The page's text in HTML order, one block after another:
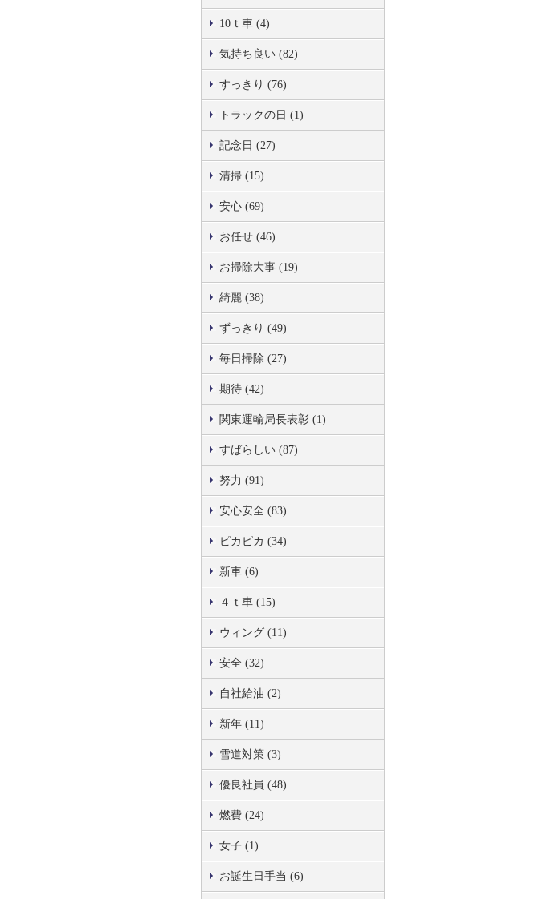
10ｔ車 (4)
気持ち良い (82)
すっきり (76)
トラックの日 (1)
記念日 (27)
清掃 (15)
安心 (69)
お任せ (46)
お掃除大事 (19)
綺麗 (38)
ずっきり (49)
毎日掃除 (27)
期待 (42)
関東運輸局長表彰 (1)
すばらしい (87)
努力 (91)
安心安全 (83)
ピカピカ (34)
新車 (6)
４ｔ車 (15)
ウィング (11)
安全 (32)
自社給油 (2)
新年 (11)
雪道対策 (3)
優良社員 (48)
燃費 (24)
女子 (1)
お誕生日手当 (6)